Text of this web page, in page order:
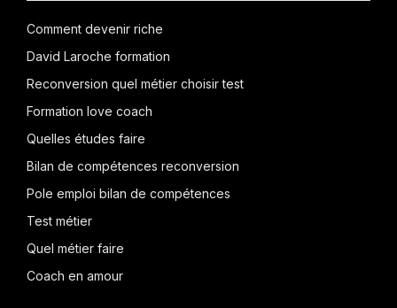
Comment devenir riche
David Laroche formation
Reconversion quel métier choisir test
Formation love coach
Quelles études faire
Bilan de compétences reconversion
Pole emploi bilan de compétences
Test métier
Quel métier faire
Coach en amour